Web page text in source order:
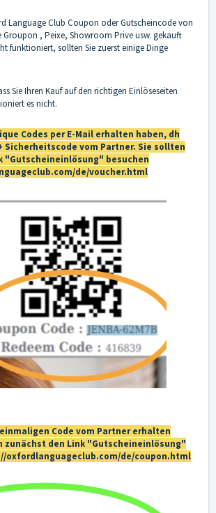
Language Club Coupon oder Gutscheincode von
Groupon , Peixe, Showroom Prive usw. gekauft
funktioniert, sollten Sie zuerst einige Dinge
Sie Ihren Kauf auf den richtigen Einlöseseiten
es nicht.
Codes per E-Mail erhalten haben, dh
Sicherheitscode vom Partner. Sie sollten
"Gutscheineinlösung" besuchen
de/voucher.html
einmaligen Code vom Partner erhalten
zunächst den Link "Gutscheineinlösung"
oxfordlanguageclub.com/de/coupon.html